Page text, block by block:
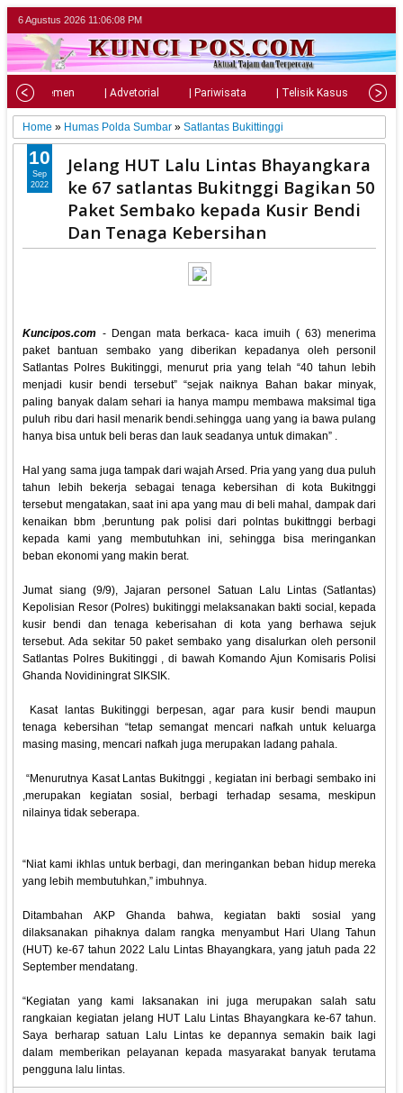
6 Agustus 2026 11:06:09 PM
| Parlemen | Advetorial | Pariwisata | Telisik Kasus |
Home » Humas Polda Sumbar »Satlantas Bukittinggi
Jelang HUT Lalu Lintas Bhayangkara
ke 67 satlantas Bukitnggi Bagikan 50
Paket Sembako kepada Kusir Bendi
Dan Tenaga Kebersihan
Kuncipos.com - Dengan mata berkaca- kaca imuih ( 63) menerima
paket bantuan sembako yang diberikan kepadanya oleh personil
Satlantas Polres Bukitinggi, menurut pria yang telah “40 tahun lebih
menjadi kusir bendi tersebut” “sejak naiknya Bahan bakar minyak,
paling banyak dalam sehari ia hanya mampu membawa maksimal tiga
puluh ribu dari hasil menarik bendi.sehingga uang yang ia bawa pulang
hanya bisa untuk beli beras dan lauk seadanya untuk dimakan” .
Hal yang sama juga tampak dari wajah Arsed. Pria yang yang dua puluh
tahun lebih bekerja sebagai tenaga kebersihan di kota Bukitnggi
tersebut mengatakan, saat ini apa yang mau di beli mahal, dampak dari
kenaikan bbm ,beruntung pak polisi dari polntas bukittnggi berbagi
kepada kami yang membutuhkan ini, sehingga bisa meringankan
beban ekonomi yang makin berat.
Jumat siang (9/9), Jajaran personel Satuan Lalu Lintas (Satlantas)
Kepolisian Resor (Polres) bukitinggi melaksanakan bakti social, kepada
kusir bendi dan tenaga keberisahan di kota yang berhawa sejuk
tersebut. Ada sekitar 50 paket sembako yang disalurkan oleh personil
Satlantas Polres Bukitinggi , di bawah Komando Ajun Komisaris Polisi
Ghanda Novidiningrat SIKSIK.
Kasat lantas Bukitinggi berpesan, agar para kusir bendi maupun
tenaga kebersihan “tetap semangat mencari nafkah untuk keluarga
masing masing, mencari nafkah juga merupakan ladang pahala.
“Menurutnya Kasat Lantas Bukitnggi , kegiatan ini berbagi sembako ini
,merupakan kegiatan sosial, berbagi terhadap sesama, meskipun
nilainya tidak seberapa.
“Niat kami ikhlas untuk berbagi, dan meringankan beban hidup mereka
yang lebih membutuhkan,” imbuhnya.
Ditambahan AKP Ghanda bahwa, kegiatan bakti sosial yang
dilaksanakan pihaknya dalam rangka menyambut Hari Ulang Tahun
(HUT) ke-67 tahun 2022 Lalu Lintas Bhayangkara, yang jatuh pada 22
September mendatang.
“Kegiatan yang kami laksanakan ini juga merupakan salah satu
rangkaian kegiatan jelang HUT Lalu Lintas Bhayangkara ke-67 tahun.
Saya berharap satuan Lalu Lintas ke depannya semakin baik lagi
dalam memberikan pelayanan kepada masyarakat banyak terutama
pengguna lalu lintas.
10
Sep
2022